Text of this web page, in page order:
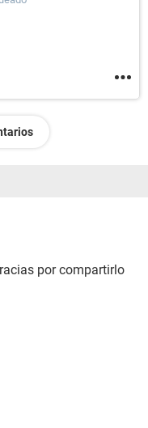
por compartirlo